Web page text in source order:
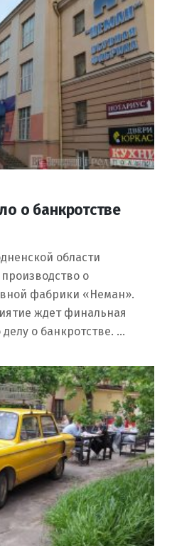
о банкротстве
области
о
фабрики «Неман».
ждет финальная
о банкротстве. …